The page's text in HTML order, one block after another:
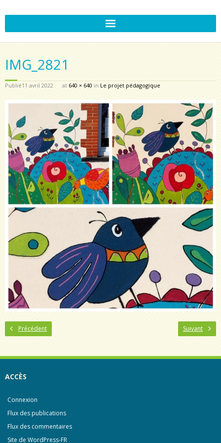
IMG_2821
Publié11 avril 2022 at 640 × 640 in Le projet pédagogique
Précédent Suivant
ACCÈS
Connexion
Flux des publications
Flux des commentaires
Site de WordPress-FR